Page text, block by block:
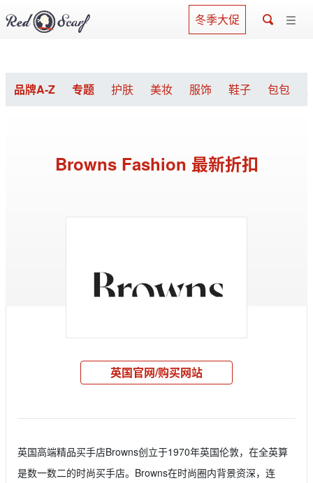
冬季大促
品牌A-Z 专题 护肤 美妆 服饰 鞋子 包包
Browns Fashion 最新折扣
英国官网/购买网站
英国高端精品买手店Browns创立于1970年英国伦敦，在全英算
是数一数二的时尚买手店。Browns在时尚圈内背景资深，连